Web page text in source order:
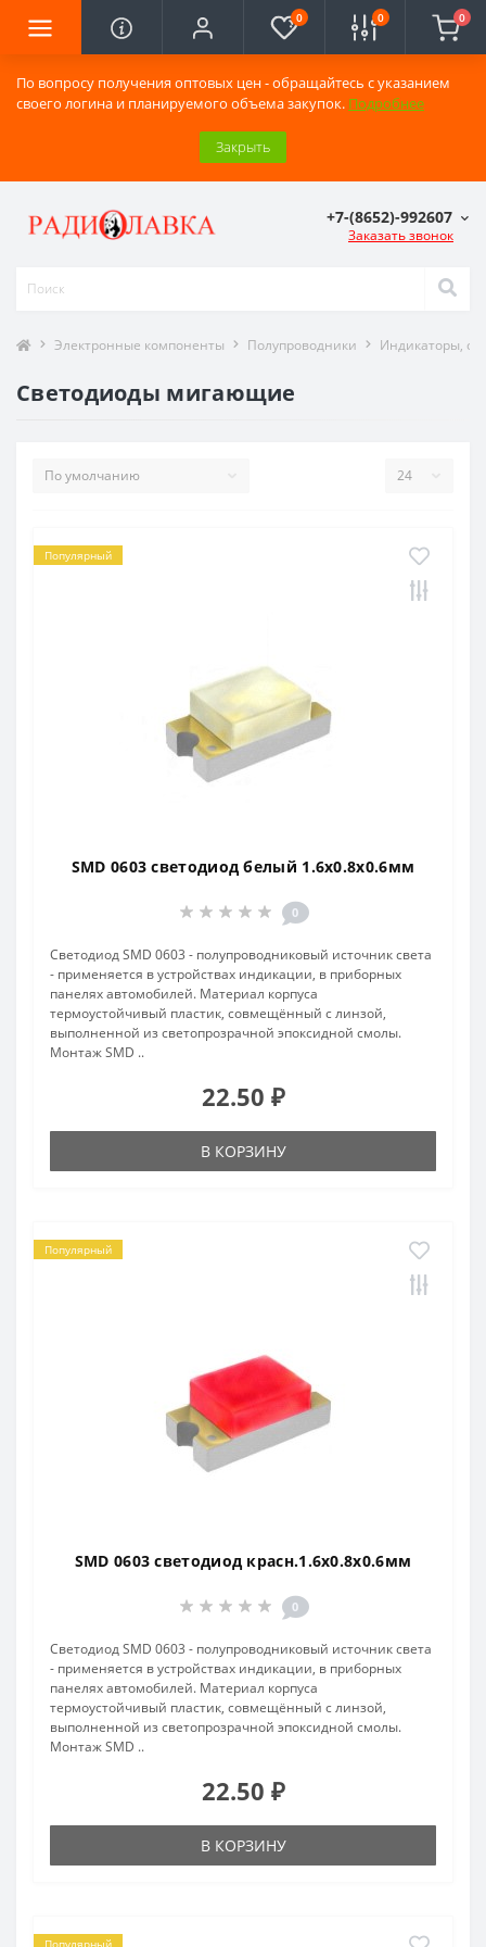
По вопросу получения оптовых цен - обращайтесь с указанием
своего логина и планируемого объема закупок. Подробнее
Закрыть
0 0 0
+7-(8652)-992607
Заказать звонок
Электронные компоненты Полупроводники Индикаторы,
Светодиоды мигающие
Популярный
SMD 0603 светодиод белый 1.6х0.8х0.6мм
0
Светодиод SMD 0603 - полупроводниковый источник света
- применяется в устройствах индикации, в приборных
панелях автомобилей. Материал корпуса
термоустойчивый пластик, совмещённый с линзой,
выполненной из светопрозрачной эпоксидной смолы.
Монтаж SMD ..
22.50 ₽
В КОРЗИНУ
Популярный
SMD 0603 светодиод красн.1.6х0.8х0.6мм
0
Светодиод SMD 0603 - полупроводниковый источник света
- применяется в устройствах индикации, в приборных
панелях автомобилей. Материал корпуса
термоустойчивый пластик, совмещённый с линзой,
выполненной из светопрозрачной эпоксидной смолы.
Монтаж SMD ..
22.50 ₽
В КОРЗИНУ
Популярный